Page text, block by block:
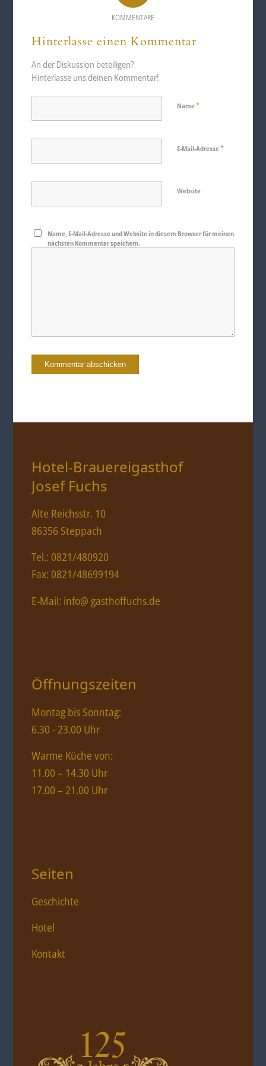
KOMMENTARE
Hinterlasse einen Kommentar
An der Diskussion beteiligen?
Hinterlasse uns deinen Kommentar!
Name*
E-Mail-Adresse*
Website
Name, E-Mail-Adresse und Website in diesem Browser für meinen
nächsten Kommentar speichern.
Hotel-Brauereigasthof
Josef Fuchs
Alte Reichsstr. 10
86356 Steppach
Tel.: 0821/480920
Fax: 0821/48699194
E-Mail: info@ gasthoffuchs.de
Öffnungszeiten
Montag bis Sonntag:
6.30 - 23.00 Uhr
Warme Küche von:
11.00 – 14.30 Uhr
17.00 – 21.00 Uhr
Seiten
Geschichte
Hotel
Kontakt